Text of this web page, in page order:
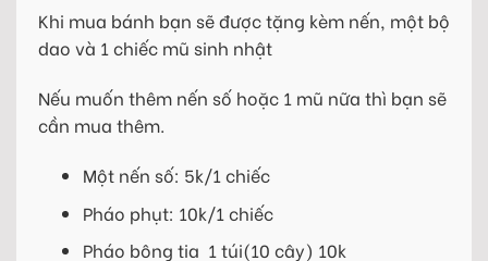
Khi mua bánh bạn sẽ được tặng kèm nến, một bộ
dao và 1 chiếc mũ sinh nhật
Nếu muốn thêm nến số hoặc 1 mũ nữa thì bạn sẽ
cần mua thêm.
Một nến số: 5k/1 chiếc
Pháo phụt: 10k/1 chiếc
Pháo bông tia 1 túi(10 cây) 10k